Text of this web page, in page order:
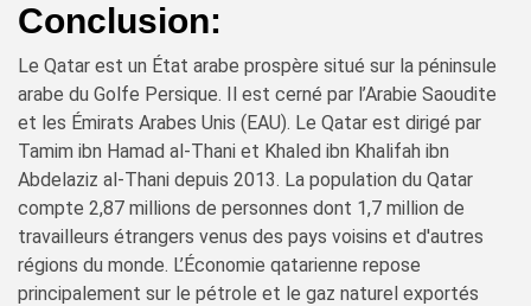
Conclusion:
Le Qatar est un État arabe prospère situé sur la péninsule
arabe du Golfe Persique. Il est cerné par l’Arabie Saoudite
et les Émirats Arabes Unis (EAU). Le Qatar est dirigé par
Tamim ibn Hamad al-Thani et Khaled ibn Khalifah ibn
Abdelaziz al-Thani depuis 2013. La population du Qatar
compte 2,87 millions de personnes dont 1,7 million de
travailleurs étrangers venus des pays voisins et d'autres
régions du monde. L’Économie qatarienne repose
principalement sur le pétrole et le gaz naturel exportés